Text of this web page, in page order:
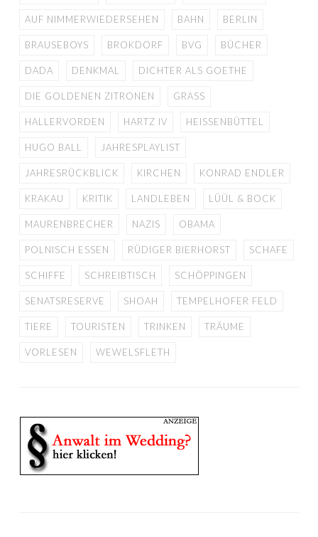
AUF NIMMERWIEDERSEHEN BAHN BERLIN
BRAUSEBOYS BROKDORF BVG BÜCHER
DADA DENKMAL DICHTER ALS GOETHE
DIE GOLDENEN ZITRONEN GRASS
HALLERVORDEN HARTZ IV HEISSENBÜTTEL
HUGO BALL JAHRESPLAYLIST
JAHRESRÜCKBLICK KIRCHEN KONRAD ENDLER
KRAKAU KRITIK LANDLEBEN LÜÜL & BOCK
MAURENBRECHER NAZIS OBAMA
POLNISCH ESSEN RÜDIGER BIERHORST SCHAFE
SCHIFFE SCHREIBTISCH SCHÖPPINGEN
SENATSRESERVE SHOAH TEMPELHOFER FELD
TIERE TOURISTEN TRINKEN TRÄUME
VORLESEN WEWELSFLETH